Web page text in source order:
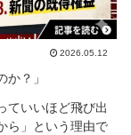
2026.05.12
？」
ていいほど飛び出
ら」という理由で